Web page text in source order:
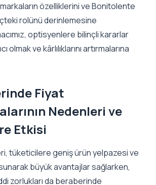
özelliklerini ve Bonitolente
rolünü derinlemesine
optisyenlere bilinçli kararlar
olmak ve kârlılıklarını artırmalarına
Fiyat
Nedenleri ve
Etkisi
tüketicilere geniş ürün yelpazesi ve
büyük avantajlar sağlarken,
zorlukları da beraberinde